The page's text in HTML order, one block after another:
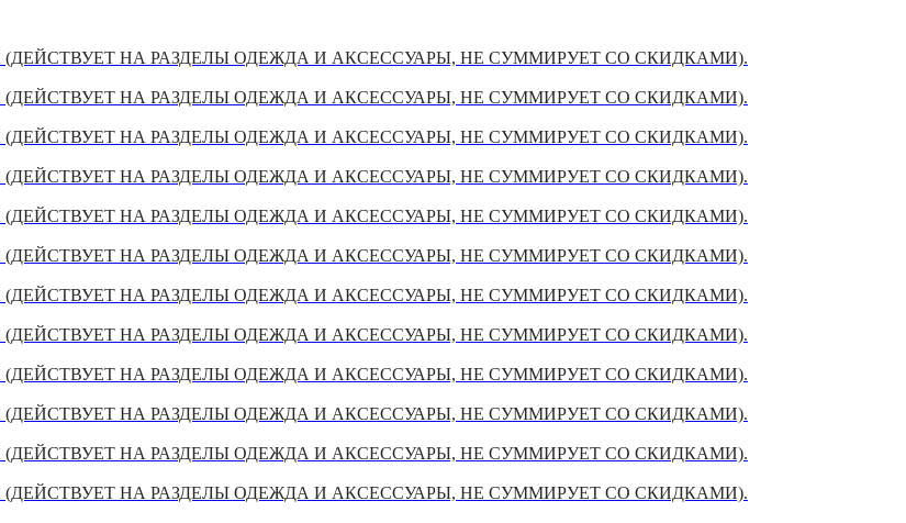
НА РАЗДЕЛЫ ОДЕЖДА И АКСЕССУАРЫ, НЕ СУММИРУЕТ СО СКИДКАМИ).
НА РАЗДЕЛЫ ОДЕЖДА И АКСЕССУАРЫ, НЕ СУММИРУЕТ СО СКИДКАМИ).
НА РАЗДЕЛЫ ОДЕЖДА И АКСЕССУАРЫ, НЕ СУММИРУЕТ СО СКИДКАМИ).
НА РАЗДЕЛЫ ОДЕЖДА И АКСЕССУАРЫ, НЕ СУММИРУЕТ СО СКИДКАМИ).
НА РАЗДЕЛЫ ОДЕЖДА И АКСЕССУАРЫ, НЕ СУММИРУЕТ СО СКИДКАМИ).
НА РАЗДЕЛЫ ОДЕЖДА И АКСЕССУАРЫ, НЕ СУММИРУЕТ СО СКИДКАМИ).
НА РАЗДЕЛЫ ОДЕЖДА И АКСЕССУАРЫ, НЕ СУММИРУЕТ СО СКИДКАМИ).
НА РАЗДЕЛЫ ОДЕЖДА И АКСЕССУАРЫ, НЕ СУММИРУЕТ СО СКИДКАМИ).
НА РАЗДЕЛЫ ОДЕЖДА И АКСЕССУАРЫ, НЕ СУММИРУЕТ СО СКИДКАМИ).
НА РАЗДЕЛЫ ОДЕЖДА И АКСЕССУАРЫ, НЕ СУММИРУЕТ СО СКИДКАМИ).
НА РАЗДЕЛЫ ОДЕЖДА И АКСЕССУАРЫ, НЕ СУММИРУЕТ СО СКИДКАМИ).
НА РАЗДЕЛЫ ОДЕЖДА И АКСЕССУАРЫ, НЕ СУММИРУЕТ СО СКИДКАМИ).